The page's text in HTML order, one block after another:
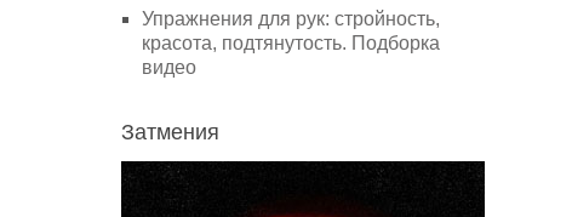
Упражнения для рук: стройность,
красота, подтянутость. Подборка
видео
Затмения